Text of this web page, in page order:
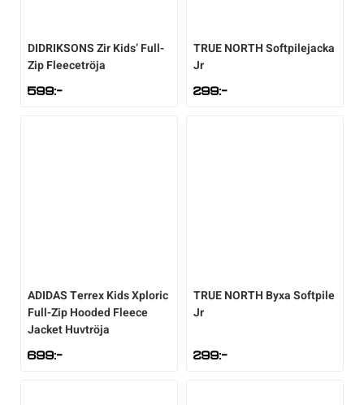
DIDRIKSONSZir Kids’ Full-
Zip Fleecetröja
599:-
TRUE NORTHSoftpilejacka
Jr
299:-
ADIDASTerrex Kids Xploric
Full-Zip Hooded Fleece
Jacket Huvtröja
699:-
TRUE NORTH Byxa Softpile
Jr
299:-